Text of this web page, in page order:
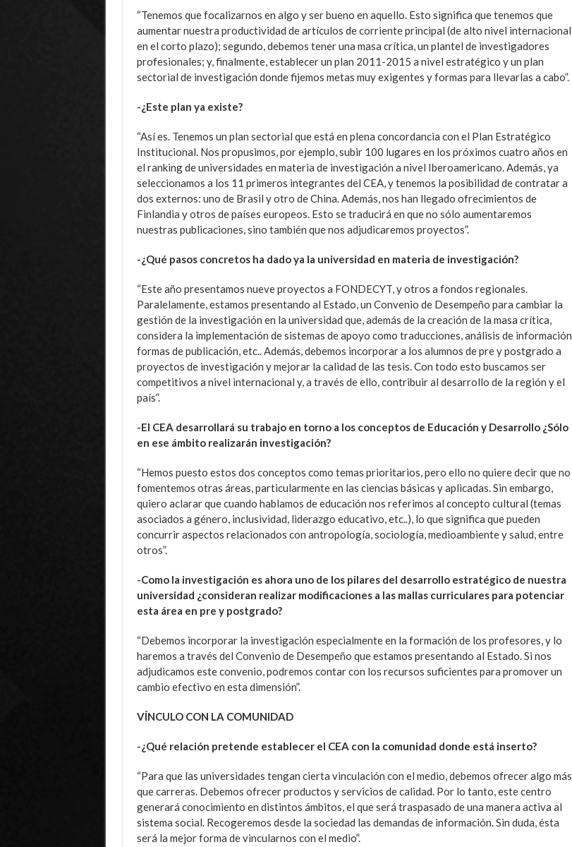
“Tenemos que focalizarnos en algo y ser bueno en aquello. Esto significa que tenemos que
aumentar nuestra productividad de artículos de corriente principal (de alto nivel internacional
en el corto plazo); segundo, debemos tener una masa crítica, un plantel de investigadores
profesionales; y, finalmente, establecer un plan 2011-2015 a nivel estratégico y un plan
sectorial de investigación donde fijemos metas muy exigentes y formas para llevarlas a cabo”.
-¿Este plan ya existe?
“Así es. Tenemos un plan sectorial que está en plena concordancia con el Plan Estratégico
Institucional. Nos propusimos, por ejemplo, subir 100 lugares en los próximos cuatro años en
el ranking de universidades en materia de investigación a nivel Iberoamericano. Además, ya
seleccionamos a los 11 primeros integrantes del CEA, y tenemos la posibilidad de contratar a
dos externos: uno de Brasil y otro de China. Además, nos han llegado ofrecimientos de
Finlandia y otros de países europeos. Esto se traducirá en que no sólo aumentaremos
nuestras publicaciones, sino también que nos adjudicaremos proyectos”.
-¿Qué pasos concretos ha dado ya la universidad en materia de investigación?
“Este año presentamos nueve proyectos a FONDECYT, y otros a fondos regionales.
Paralelamente, estamos presentando al Estado, un Convenio de Desempeño para cambiar la
gestión de la investigación en la universidad que, además de la creación de la masa crítica,
considera la implementación de sistemas de apoyo como traducciones, análisis de información,
formas de publicación, etc.. Además, debemos incorporar a los alumnos de pre y postgrado a
proyectos de investigación y mejorar la calidad de las tesis. Con todo esto buscamos ser
competitivos a nivel internacional y, a través de ello, contribuir al desarrollo de la región y el
país”.
-El CEA desarrollará su trabajo en torno a los conceptos de Educación y Desarrollo ¿Sólo
en ese ámbito realizarán investigación?
“Hemos puesto estos dos conceptos como temas prioritarios, pero ello no quiere decir que no
fomentemos otras áreas, particularmente en las ciencias básicas y aplicadas. Sin embargo,
quiero aclarar que cuando hablamos de educación nos referimos al concepto cultural (temas
asociados a género, inclusividad, liderazgo educativo, etc..), lo que significa que pueden
concurrir aspectos relacionados con antropología, sociología, medioambiente y salud, entre
otros”.
-Como la investigación es ahora uno de los pilares del desarrollo estratégico de nuestra
universidad ¿consideran realizar modificaciones a las mallas curriculares para potenciar
esta área en pre y postgrado?
“Debemos incorporar la investigación especialmente en la formación de los profesores, y lo
haremos a través del Convenio de Desempeño que estamos presentando al Estado. Si nos
adjudicamos este convenio, podremos contar con los recursos suficientes para promover un
cambio efectivo en esta dimensión”.
VÍNCULO CON LA COMUNIDAD
-¿Qué relación pretende establecer el CEA con la comunidad donde está inserto?
“Para que las universidades tengan cierta vinculación con el medio, debemos ofrecer algo más
que carreras. Debemos ofrecer productos y servicios de calidad. Por lo tanto, este centro
generará conocimiento en distintos ámbitos, el que será traspasado de una manera activa al
sistema social. Recogeremos desde la sociedad las demandas de información. Sin duda, ésta
será la mejor forma de vincularnos con el medio”.